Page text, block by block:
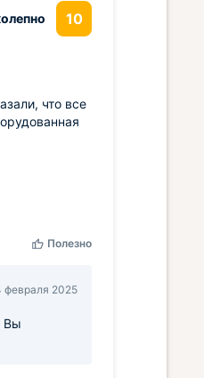
10
что все
Полезно
февраля 2025
Вы